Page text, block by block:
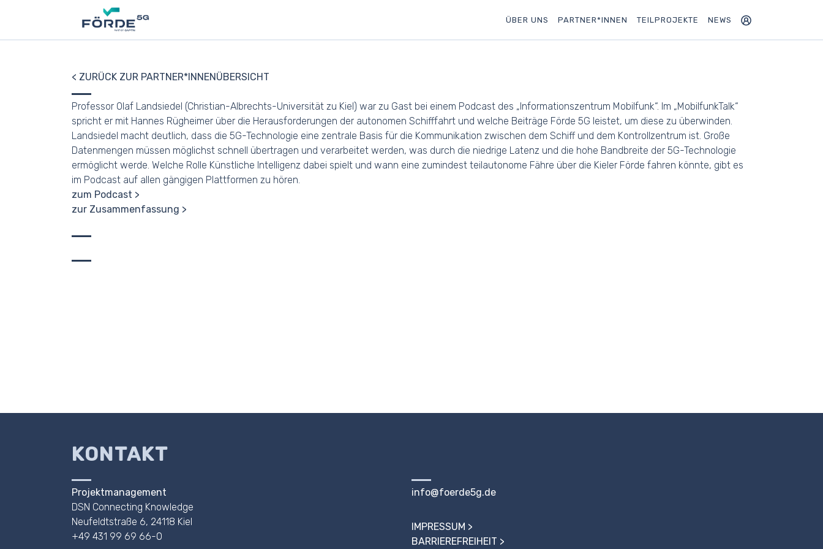
ÜBER UNS PARTNER*INNEN TEILPROJEKTE NEWS
< ZURÜCK ZUR PARTNER*INNENÜBERSICHT
Professor Olaf Landsiedel (Christian-Albrechts-Universität zu Kiel) war zu Gast bei einem Podcast des „Informationszentrum Mobilfunk“. Im „MobilfunkTalk“
spricht er mit Hannes Rügheimer über die Herausforderungen der autonomen Schifffahrt und welche Beiträge Förde 5G leistet, um diese zu überwinden.
Landsiedel macht deutlich, dass die 5G-Technologie eine zentrale Basis für die Kommunikation zwischen dem Schiff und dem Kontrollzentrum ist. Große
Datenmengen müssen möglichst schnell übertragen und verarbeitet werden, was durch die niedrige Latenz und die hohe Bandbreite der 5G-Technologie
ermöglicht werde. Welche Rolle Künstliche Intelligenz dabei spielt und wann eine zumindest teilautonome Fähre über die Kieler Förde fahren könnte, gibt es
im Podcast auf allen gängigen Plattformen zu hören.
zum Podcast
zur Zusammenfassung
KONTAKT
Projektmanagement
DSN Connecting Knowledge
Neufeldtstraße 6, 24118 Kiel
+49 431 99 69 66-0
info@foerde5g.de
IMPRESSUM
BARRIEREFREIHEIT